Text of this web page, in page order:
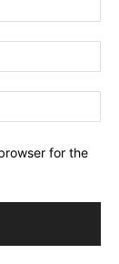
for the